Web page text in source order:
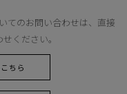
てのお問い合わせは、直接
ください。
ちら